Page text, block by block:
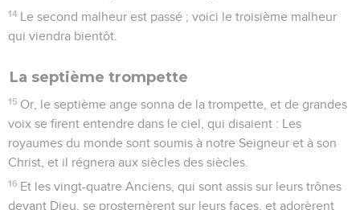
14 Le second malheur est passé ; voici le troisième malheur
qui viendra bientôt.
La septième trompette
15 Or, le septième ange sonna de la trompette, et de grandes
voix se firent entendre dans le ciel, qui disaient : Les
royaumes du monde sont soumis à notre Seigneur et à son
Christ, et il régnera aux siècles des siècles.
16 Et les vingt-quatre Anciens, qui sont assis sur leurs trônes
devant Dieu, se prosternèrent sur leurs faces, et adorèrent